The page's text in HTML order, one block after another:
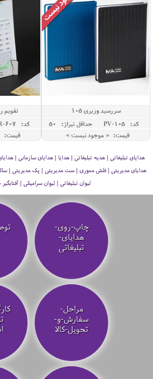
سررسید وزیری 105
کد: PV-105
حداقل تيراژ: 50
قیمت: « موجود نیست »
تقویم
کد: PR-607
قیمت:
هدایای تبلیغاتی | هدیه تبلیغاتی | هدایا | هدایای سازمانی |
هدایای مدیریتی | فلش مموری | ست مدیریتی | پک مدیریتی |
لیوان تبلیغاتی | لیوان سرامیکی |
چاپ-روی-
هدایای-
تبلیغاتی
مراحل-
سفارش-و-
تحویل-کالا